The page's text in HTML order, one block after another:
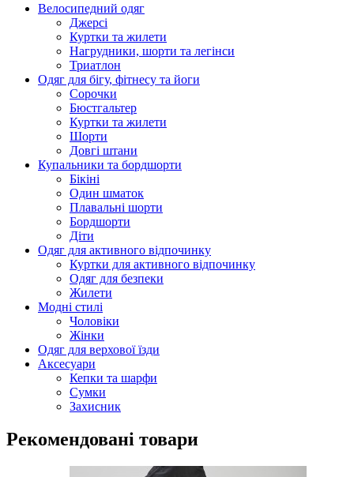
Велосипедний одяг
Джерсі
Куртки та жилети
Нагрудники, шорти та легінси
Триатлон
Одяг для бігу, фітнесу та йоги
Сорочки
Бюстгальтер
Куртки та жилети
Шорти
Довгі штани
Купальники та бордшорти
Бікіні
Один шматок
Плавальні шорти
Бордшорти
Діти
Одяг для активного відпочинку
Куртки для активного відпочинку
Одяг для безпеки
Жилети
Модні стилі
Чоловіки
Жінки
Одяг для верхової їзди
Аксесуари
Кепки та шарфи
Сумки
Захисник
Рекомендовані товари